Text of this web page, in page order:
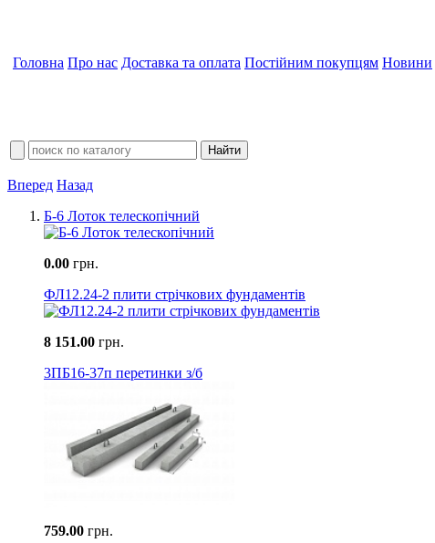
Головна Про нас Доставка та оплата Постійним покупцям Новини
Вперед Назад
Б-6 Лоток телескопічний
0.00 грн.
ФЛ12.24-2 плити стрічкових фундаментів
8 151.00 грн.
3ПБ16-37п перетинки з/б
759.00 грн.